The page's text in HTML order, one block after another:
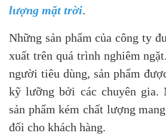
lượng mặt trời.
Những sản phẩm của công ty
xuất trên quá trình nghiêm
người tiêu dùng, sản phẩm
kỹ lưỡng bởi các chuyên gia.
sản phẩm kém chất lượng
đối cho khách hàng.